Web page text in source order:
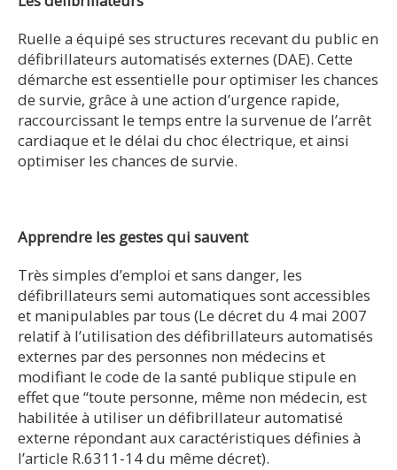
Ruelle a équipé ses structures recevant du public en
défibrillateurs automatisés externes (DAE). Cette
démarche est essentielle pour optimiser les chances
de survie, grâce à une action d’urgence rapide,
raccourcissant le temps entre la survenue de l’arrêt
cardiaque et le délai du choc électrique, et ainsi
optimiser les chances de survie.
Apprendre les gestes qui sauvent
Très simples d’emploi et sans danger, les
défibrillateurs semi automatiques sont accessibles
et manipulables par tous (Le décret du 4 mai 2007
relatif à l’utilisation des défibrillateurs automatisés
externes par des personnes non médecins et
modifiant le code de la santé publique stipule en
effet que “toute personne, même non médecin, est
habilitée à utiliser un défibrillateur automatisé
externe répondant aux caractéristiques définies à
l’article R.6311-14 du même décret).